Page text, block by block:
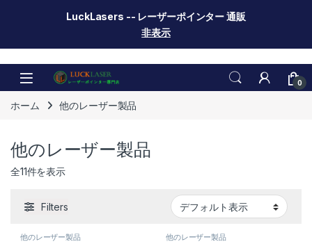
LuckLasers -- レーザーポインター 通販
非表示
Skip to navigation
Skip to content
0
ホーム 他のレーザー製品
他のレーザー製品
全11件を表示
Filters
他のレーザー製品 他のレーザー製品